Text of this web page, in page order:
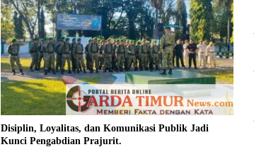
Disiplin, Loyalitas, dan Komunikasi Publik Jadi
Kunci Pengabdian Prajurit.